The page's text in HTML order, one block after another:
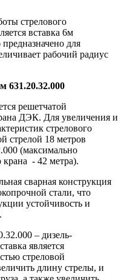
стрелового
вставка 6м
для
рабочий радиус
631.20.32.000
решетчатой
ДЭК. Для увеличения и
стрелового
стрелой 18 метров
(максимально
крана - 42 метра).
сварная конструкция
стали, что
устойчивость и
– дизель-
является
стреловой
длину стрелы, и